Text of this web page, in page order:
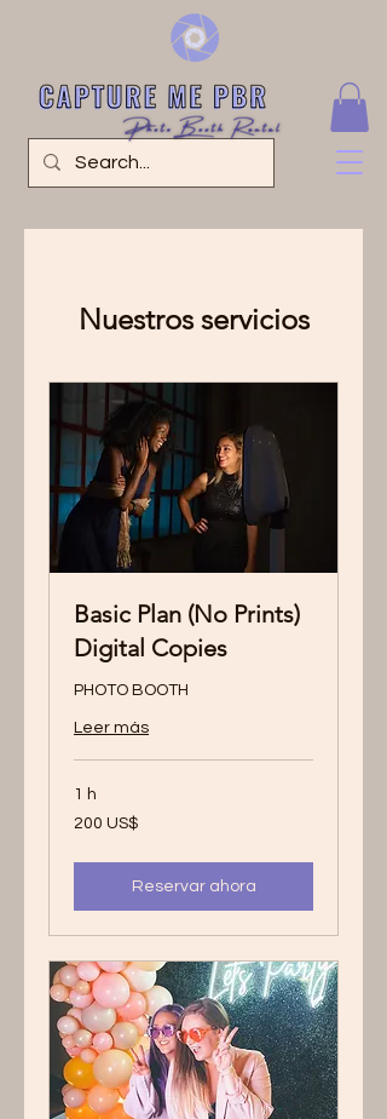
Nuestros servicios
Basic Plan (No Prints)
Digital Copies
PHOTO BOOTH
Leer más
1 h
200
dólares
200 US$
Reservar ahora